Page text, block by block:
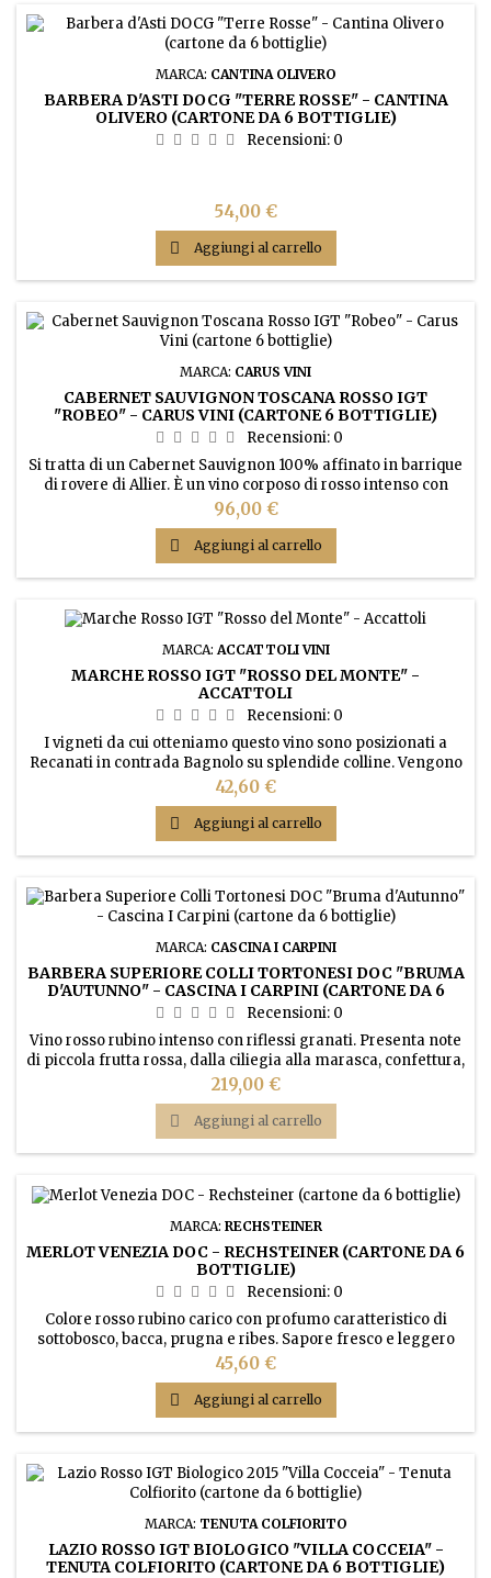
MARCA: CANTINA OLIVERO
BARBERA D'ASTI DOCG "TERRE ROSSE" - CANTINA
OLIVERO (CARTONE DA 6 BOTTIGLIE)
Recensioni: 0
Prezzo
54,00 €
 Aggiungi al carrello
MARCA: CARUS VINI
CABERNET SAUVIGNON TOSCANA ROSSO IGT
"ROBEO" - CARUS VINI (CARTONE 6 BOTTIGLIE)
Recensioni: 0
Si tratta di un Cabernet Sauvignon 100% affinato in barrique
di rovere di Allier. È un vino corposo di rosso intenso con
riflessi violacei, con sentori di frutti di bosco maturi e note di
grafite, vaniglia, tabacco e cacao. E ‘armonico ed elegante
con tannini marcati che conferiscono al palato sensazioni
uniche.
Prezzo
96,00 €
 Aggiungi al carrello
MARCA:ACCATTOLI VINI
MARCHE ROSSO IGT "ROSSO DEL MONTE" -
ACCATTOLI
Recensioni: 0
I vigneti da cui otteniamo questo vino sono posizionati a
Recanati in contrada Bagnolo su splendide colline. Vengono
selezionate accuratamente tre tipologie di uve: Cabernet
Sauvignon, Montepulciano e Pinot Nero, raccolte in epoche
diverse. Il vino ottenuto viene assemblato successivamente
per ottenere un rosso rubino dai riflessi violacei con sentori
di...
Prezzo
42,60 €
 Aggiungi al carrello
MARCA: CASCINA I CARPINI
BARBERA SUPERIORE COLLI TORTONESI DOC "BRUMA
D'AUTUNNO" - CASCINA I CARPINI (CARTONE DA 6
BOTTIGLIE)
Recensioni: 0
Vino rosso rubino intenso con riflessi granati. Presenta note
di piccola frutta rossa, dalla ciliegia alla marasca, confettura,
gradevole speziatura, balsamico, piacevole vegetale secco,
vaniglia, apre al terziario su note di cacao, leggero tabacco,
sfumato goudron, fungo, corteccia, humus. Di grande
struttura, freschezza al palato, caldo e minerale,...
Prezzo
219,00 €
 Aggiungi al carrello
MARCA: RECHSTEINER
MERLOT VENEZIA DOC - RECHSTEINER (CARTONE DA 6
BOTTIGLIE)
Recensioni: 0
Colore rosso rubino carico con profumo caratteristico di
sottobosco, bacca, prugna e ribes. Sapore fresco e leggero
vino rosso, etereo e leggermente tannico.
Prezzo
45,60 €
 Aggiungi al carrello
MARCA: TENUTA COLFIORITO
LAZIO ROSSO IGT BIOLOGICO "VILLA COCCEIA" -
TENUTA COLFIORITO (CARTONE DA 6 BOTTIGLIE)